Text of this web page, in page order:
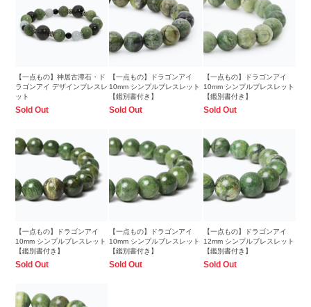
【一点もの】神居古潭石・ド
ラゴンアイ デザインブレスレ
ット
Sold Out
【一点もの】ドラゴンアイ
10mm シンプルブレスレット
【鑑別書付き】
Sold Out
【一点もの】ドラゴンアイ
10mm シンプルブレスレット
【鑑別書付き】
Sold Out
【一点もの】ドラゴンアイ
10mm シンプルブレスレット
【鑑別書付き】
Sold Out
【一点もの】ドラゴンアイ
10mm シンプルブレスレット
【鑑別書付き】
Sold Out
【一点もの】ドラゴンアイ
12mm シンプルブレスレット
【鑑別書付き】
Sold Out